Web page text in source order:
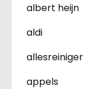
albert heijn
aldi
allesreiniger
appels